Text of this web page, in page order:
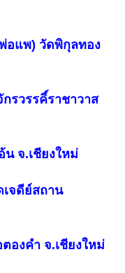
อแพ) วัดพิกุลทอง
รวรรคิ์ราชาวาส
จ.เชียงใหม่
จดีย์สถาน
องคำ จ.เชียงใหม่